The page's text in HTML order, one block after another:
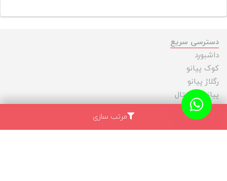
مرتب سازی
دسترسی سریع
داشبورد
کوک پیانو
رگلاژ پیانو
پیانو دیجیتال
پیانو آکوستیک
بازار دسته دوم